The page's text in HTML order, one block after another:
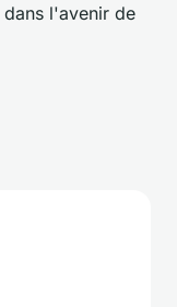
dans l'avenir de